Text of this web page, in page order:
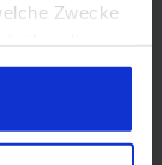
Zwecke
Privacy
RTX 5070